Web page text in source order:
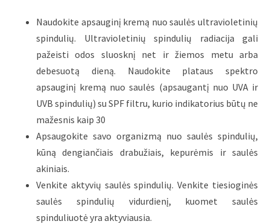
Naudokite apsauginį kremą nuo saulės ultravioletinių
spindulių. Ultravioletinių spindulių radiacija gali
pažeisti odos sluosknį net ir žiemos metu arba
debesuotą dieną. Naudokite plataus spektro
apsauginį kremą nuo saulės (apsaugantį nuo UVA ir
UVB spindulių) su SPF filtru, kurio indikatorius būtų ne
mažesnis kaip 30
Apsaugokite savo organizmą nuo saulės spindulių,
kūną dengiančiais drabužiais, kepurėmis ir saulės
akiniais.
Venkite aktyvių saulės spindulių. Venkite tiesioginės
saulės spindulių vidurdienį, kuomet saulės
spinduliuotė yra aktyviausia.